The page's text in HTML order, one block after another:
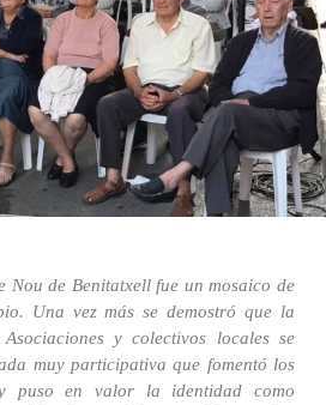
Nou de Benitatxell fue un mosaico de
Una vez más se demostró que la
y colectivos locales se
muy participativa que fomentó los
puso en valor la identidad como